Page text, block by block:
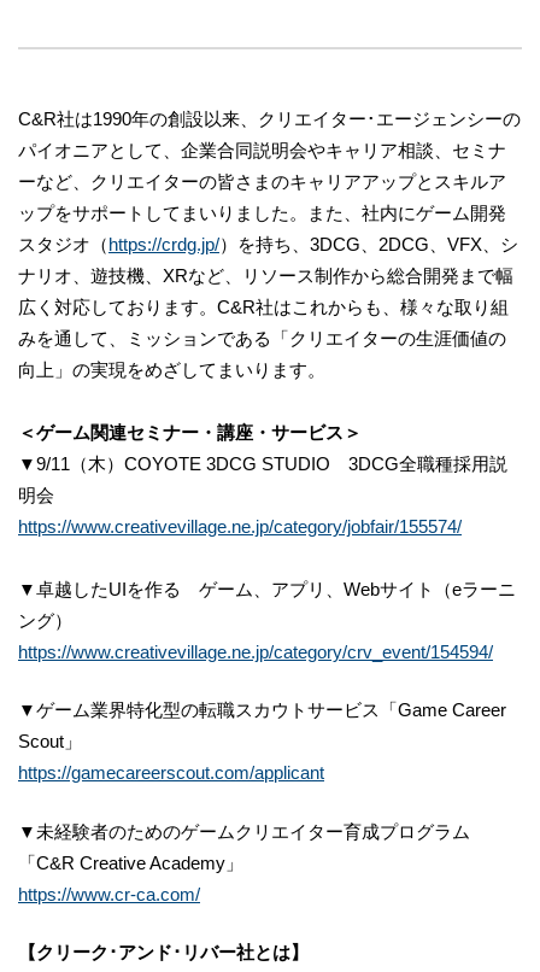
C&R社は1990年の創設以来、クリエイター･エージェンシーの
パイオニアとして、企業合同説明会やキャリア相談、セミナ
ーなど、クリエイターの皆さまのキャリアアップとスキルア
ップをサポートしてまいりました。また、社内にゲーム開発
スタジオ（https://crdg.jp/）を持ち、3DCG、2DCG、VFX、シ
ナリオ、遊技機、XRなど、リソース制作から総合開発まで幅
広く対応しております。C&R社はこれからも、様々な取り組
みを通して、ミッションである「クリエイターの生涯価値の
向上」の実現をめざしてまいります。
＜ゲーム関連セミナー・講座・サービス＞
▼9/11（木）COYOTE 3DCG STUDIO 3DCG全職種採用説
明会
https://www.creativevillage.ne.jp/category/jobfair/155574/
▼卓越したUIを作る ゲーム、アプリ、Webサイト（eラーニ
ング）
https://www.creativevillage.ne.jp/category/crv_event/154594/
▼ゲーム業界特化型の転職スカウトサービス「Game Career
Scout」
https://gamecareerscout.com/applicant
▼未経験者のためのゲームクリエイター育成プログラム
「C&R Creative Academy」
https://www.cr-ca.com/
【クリーク･アンド･リバー社とは】